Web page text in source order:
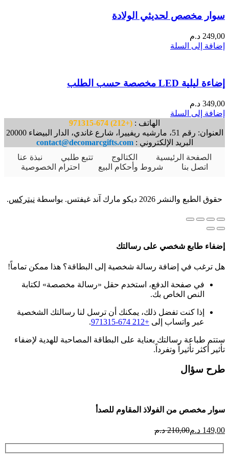
سوار مخصص لحديثي الولادة
249,00 د.م
إضافة إلى السلة
إضاءة ليلية LED مخصصة حسب الطلب
349,00 د.م
إضافة إلى السلة
الهاتف : (+212) 674-971315
العنوان: رقم 51، مارشيه ريفييرا، شارع غاندي، الدار البيضاء 20000
البريد الإلكتروني :contact@decomarcgifts.com
الصفحة الرئيسية
الكتالوج تتبع طلبي
نبذة عنا
اتصل بنا
شروط وأحكام البيع احترام الخصوصية
حقوق الطبع والنشر 2026 ديكو مارك آند غيفتس. بواسطة نيتركس.
إضفاء طابع شخصي على رسالتك
هل ترغب في إضافة رسالة شخصية إلى البطاقة؟ هذا ممكن تماماً!
في صفحة الدفع، استخدم حقل «رسالة مخصصة» لكتابة
النص الخاص بك.
إذا كنت تفضل ذلك، يمكنك أن ترسل لنا رسالتك الشخصية
عبر واتساب إلى +212 674-971315
.
ستتم طباعة رسالتك بعناية على البطاقة المصاحبة للهدية لإضفاء
تأثير أكثر تأثيراً وتفرداً.
طرح سؤال
سوار مخصص من الفولاذ المقاوم للصدأ
149,00 د.مالسعر
210,00 د.مالسعر